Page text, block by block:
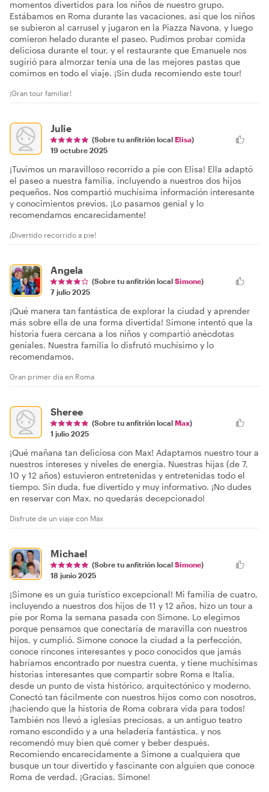
momentos divertidos para los niños de nuestro grupo.
Estábamos en Roma durante las vacaciones, así que los niños
se subieron al carrusel y jugaron en la Piazza Navona, y luego
comieron helado durante el paseo. Pudimos probar comida
deliciosa durante el tour, y el restaurante que Emanuele nos
sugirió para almorzar tenía una de las mejores pastas que
comimos en todo el viaje. ¡Sin duda recomiendo este tour!
¡Gran tour familiar!
Julie
(Sobre tu anfitrión local Elisa)
19 octubre 2025
¡Tuvimos un maravilloso recorrido a pie con Elisa! Ella adaptó
el paseo a nuestra familia, incluyendo a nuestros dos hijos
pequeños. Nos compartió muchísima información interesante
y conocimientos previos. ¡Lo pasamos genial y lo
recomendamos encarecidamente!
¡Divertido recorrido a pie!
Angela
(Sobre tu anfitrión local Simone)
7 julio 2025
¡Qué manera tan fantástica de explorar la ciudad y aprender
más sobre ella de una forma divertida! Simone intentó que la
historia fuera cercana a los niños y compartió anécdotas
geniales. Nuestra familia lo disfrutó muchísimo y lo
recomendamos.
Gran primer día en Roma
Sheree
(Sobre tu anfitrión local Max)
1 julio 2025
¡Qué mañana tan deliciosa con Max! Adaptamos nuestro tour a
nuestros intereses y niveles de energía. Nuestras hijas (de 7,
10 y 12 años) estuvieron entretenidas y entretenidas todo el
tiempo. Sin duda, fue divertido y muy informativo. ¡No dudes
en reservar con Max, no quedarás decepcionado!
Disfrute de un viaje con Max
Michael
(Sobre tu anfitrión local Simone)
18 junio 2025
¡Simone es un guía turístico excepcional! Mi familia de cuatro,
incluyendo a nuestros dos hijos de 11 y 12 años, hizo un tour a
pie por Roma la semana pasada con Simone. Lo elegimos
porque pensamos que conectaría de maravilla con nuestros
hijos, y cumplió. Simone conoce la ciudad a la perfección,
conoce rincones interesantes y poco conocidos que jamás
habríamos encontrado por nuestra cuenta, y tiene muchísimas
historias interesantes que compartir sobre Roma e Italia,
desde un punto de vista histórico, arquitectónico y moderno.
Conectó tan fácilmente con nuestros hijos como con nosotros,
¡haciendo que la historia de Roma cobrara vida para todos!
También nos llevó a iglesias preciosas, a un antiguo teatro
romano escondido y a una heladería fantástica, y nos
recomendó muy bien qué comer y beber después.
Recomiendo encarecidamente a Simone a cualquiera que
busque un tour divertido y fascinante con alguien que conoce
Roma de verdad. ¡Gracias, Simone!